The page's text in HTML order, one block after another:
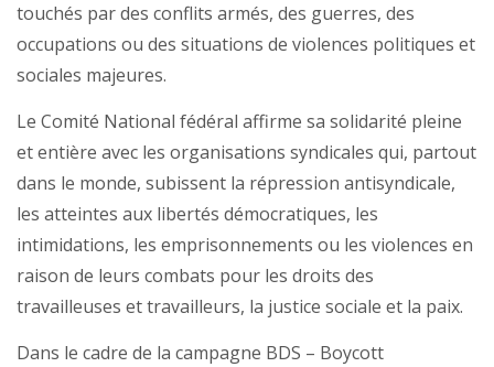
touchés par des conflits armés, des guerres, des
occupations ou des situations de violences politiques et
sociales majeures.
Le Comité National fédéral affirme sa solidarité pleine
et entière avec les organisations syndicales qui, partout
dans le monde, subissent la répression antisyndicale,
les atteintes aux libertés démocratiques, les
intimidations, les emprisonnements ou les violences en
raison de leurs combats pour les droits des
travailleuses et travailleurs, la justice sociale et la paix.
Dans le cadre de la campagne BDS – Boycott